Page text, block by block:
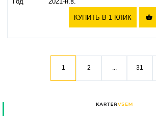
КУПИТЬ В 1 КЛИК 
1 2 ... 31